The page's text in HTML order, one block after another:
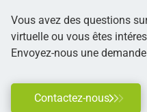
Vous avez des questions
virtuelle ou vous êtes
Envoyez-nous une
Contactez-nous